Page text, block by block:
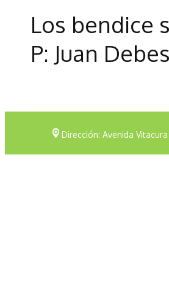
Los bendice
P: Juan
Dirección: Avenida